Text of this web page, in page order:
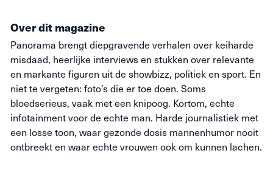
Over dit magazine
Panorama brengt diepgravende verhalen over keiharde
misdaad, heerlijke interviews en stukken over relevante
en markante figuren uit de showbizz, politiek en sport. En
niet te vergeten: foto’s die er toe doen. Soms
bloedserieus, vaak met een knipoog. Kortom, echte
infotainment voor de echte man. Harde journalistiek met
een losse toon, waar gezonde dosis mannenhumor nooit
ontbreekt en waar echte vrouwen ook om kunnen lachen.